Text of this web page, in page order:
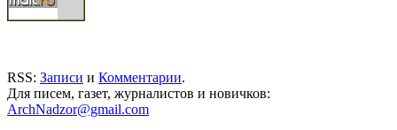
RSS: Записи и Комментарии.
Для писем, газет, журналистов и новичков:
ArchNadzor@gmail.com